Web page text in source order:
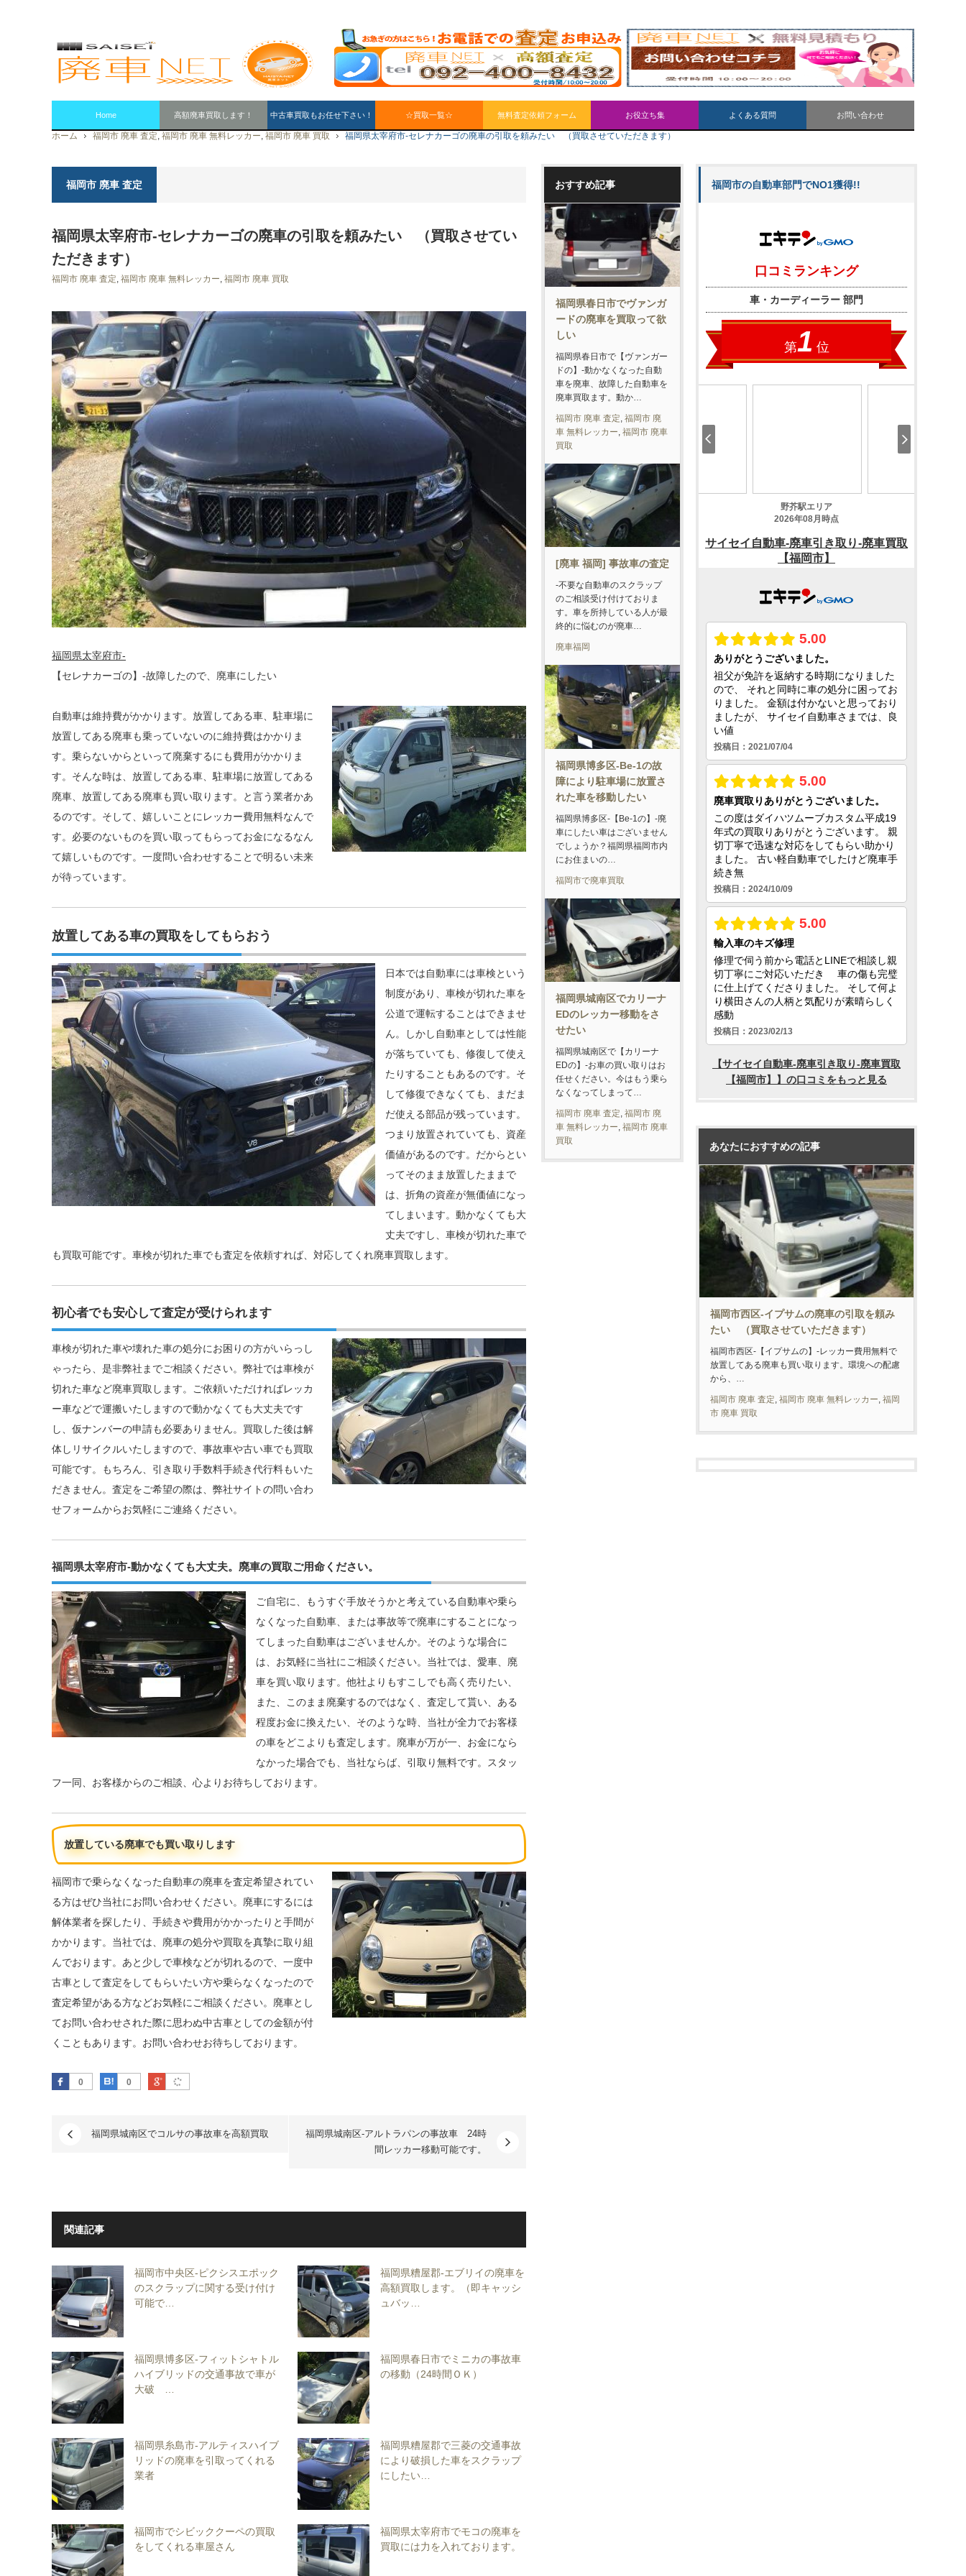
Home 高額廃車買取します！ 中古車買取もお任せ下さい！ ☆買取一覧☆ 無料査定依頼フォーム お役立ち集 よくある質問 お問い合わせ
ホーム 福岡市 廃車 査定, 福岡市 廃車 無料レッカー, 福岡市 廃車 買取 福岡県太宰府市-セレナカーゴの廃車の引取を頼みたい （買取させていただきます）
福岡市 廃車 査定
福岡県太宰府市-セレナカーゴの廃車の引取を頼みたい （買取させてい
ただきます）
福岡市 廃車 査定, 福岡市 廃車 無料レッカー, 福岡市 廃車 買取
福岡県太宰府市-
【セレナカーゴの】-故障したので、廃車にしたい
自動車は維持費がかかります。放置してある車、駐車場に
放置してある廃車も乗っていないのに維持費はかかりま
す。乗らないからといって廃棄するにも費用がかかりま
す。そんな時は、放置してある車、駐車場に放置してある
廃車、放置してある廃車も買い取ります。と言う業者かあ
るのです。そして、嬉しいことにレッカー費用無料なんで
す。必要のないものを買い取ってもらってお金になるなん
て嬉しいものです。一度問い合わせすることで明るい未来
が待っています。
放置してある車の買取をしてもらおう
日本では自動車には車検という
制度があり、車検が切れた車を
公道で運転することはできませ
ん。しかし自動車としては性能
が落ちていても、修復して使え
たりすることもあるのです。そ
して修復できなくても、まだま
だ使える部品が残っています。
つまり放置されていても、資産
価値があるのです。だからとい
ってそのまま放置したままで
は、折角の資産が無価値になっ
てしまいます。動かなくても大
丈夫ですし、車検が切れた車で
も買取可能です。車検が切れた車でも査定を依頼すれば、対応してくれ廃車買取します。
初心者でも安心して査定が受けられます
車検が切れた車や壊れた車の処分にお困りの方がいらっし
ゃったら、是非弊社までご相談ください。弊社では車検が
切れた車など廃車買取します。ご依頼いただければレッカ
ー車などで運搬いたしますので動かなくても大丈夫です
し、仮ナンバーの申請も必要ありません。買取した後は解
体しリサイクルいたしますので、事故車や古い車でも買取
可能です。もちろん、引き取り手数料手続き代行料もいた
だきません。査定をご希望の際は、弊社サイトの問い合わ
せフォームからお気軽にご連絡ください。
福岡県太宰府市-動かなくても大丈夫。廃車の買取ご用命ください。
ご自宅に、もうすぐ手放そうかと考えている自動車や乗ら
なくなった自動車、または事故等で廃車にすることになっ
てしまった自動車はございませんか。そのような場合に
は、お気軽に当社にご相談ください。当社では、愛車、廃
車を買い取ります。他社よりもすこしでも高く売りたい、
また、このまま廃棄するのではなく、査定して貰い、ある
程度お金に換えたい、そのような時、当社が全力でお客様
の車をどこよりも査定します。廃車が万が一、お金になら
なかった場合でも、当社ならば、引取り無料です。スタッ
フ一同、お客様からのご相談、心よりお待ちしております。
放置している廃車でも買い取りします
福岡市で乗らなくなった自動車の廃車を査定希望されてい
る方はぜひ当社にお問い合わせください。廃車にするには
解体業者を探したり、手続きや費用がかかったりと手間が
かかります。当社では、廃車の処分や買取を真摯に取り組
んでおります。あと少しで車検などが切れるので、一度中
古車として査定をしてもらいたい方や乗らなくなったので
査定希望がある方などお気軽にご相談ください。廃車とし
てお問い合わせされた際に思わぬ中古車としての金額が付
くこともあります。お問い合わせお待ちしております。
0
Facebook 0
はてなブックマーク
Google Plus
福岡県城南区でコルサの事故車を高額買取
福岡県城南区-アルトラパンの事故車 24時
間レッカー移動可能です。
関連記事
福岡市中央区-ピクシスエポック
のスクラップに関する受け付け
可能で…
福岡県糟屋郡-エブリイの廃車を
高額買取します。（即キャッシ
ュバッ…
福岡県博多区-フィットシャトル
ハイブリッドの交通事故で車が
大破 …
福岡県春日市でミニカの事故車
の移動（24時間ＯＫ）
福岡県糸島市-アルティスハイブ
リッドの廃車を引取ってくれる
業者
福岡県糟屋郡で三菱の交通事故
により破損した車をスクラップ
にしたい…
福岡市でシビッククーペの買取
をしてくれる車屋さん
福岡県太宰府市でモコの廃車を
買取には力を入れております。
おすすめ記事
福岡県春日市でヴァンガ
ードの廃車を買取って欲
しい
福岡県春日市で【ヴァンガー
ドの】-動かなくなった自動
車を廃車、故障した自動車を
廃車買取ます。動か…
福岡市 廃車 査定, 福岡市 廃
車 無料レッカー, 福岡市 廃車
買取
[廃車 福岡] 事故車の査定
-不要な自動車のスクラップ
のご相談受け付けておりま
す。車を所持している人が最
終的に悩むのが廃車…
廃車福岡
福岡県博多区-Be-1の故
障により駐車場に放置さ
れた車を移動したい
福岡県博多区-【Be-1の】-廃
車にしたい車はございません
でしょうか？福岡県福岡市内
にお住まいの…
福岡市で廃車買取
福岡県城南区でカリーナ
EDのレッカー移動をさ
せたい
福岡県城南区で【カリーナ
EDの】-お車の買い取りはお
任せください。今はもう乗ら
なくなってしまって…
福岡市 廃車 査定 福岡市 廃
車 無料レッカー 福岡市 廃車
買取
福岡市の自動車部門でNO1獲得!!
あなたにおすすめの記事
福岡市西区-イプサムの廃車の引取を頼み
たい （買取させていただきます）
福岡市西区-【イプサムの】-レッカー費用無料で
放置してある廃車も買い取ります。環境への配慮
から、…
福岡市 廃車 査定, 福岡市 廃車 無料レッカー, 福岡
市 廃車 買取